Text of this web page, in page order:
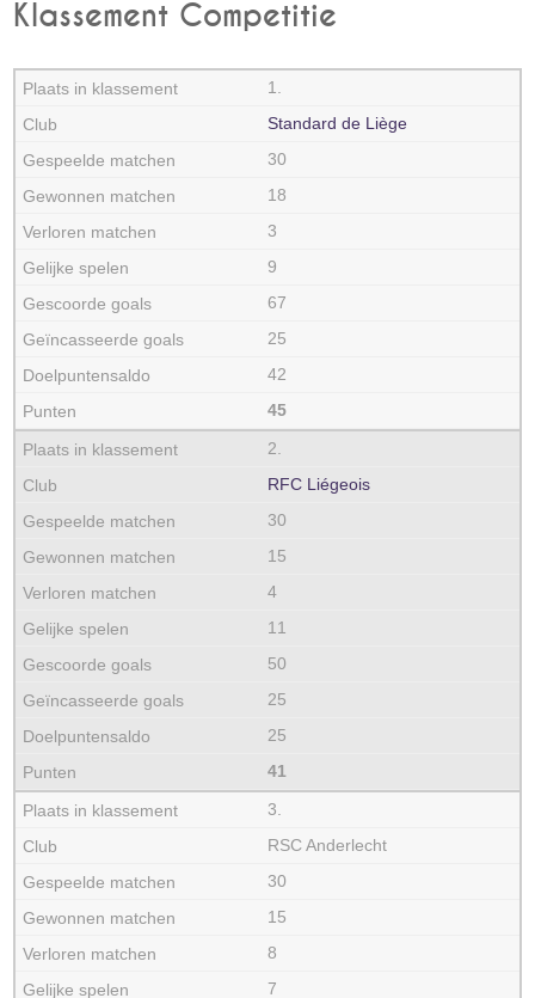
Klassement Competitie
1.
Standard de Liège
30
18
3
9
67
25
42
45
2.
RFC Liégeois
30
15
4
11
50
25
25
41
3.
RSC Anderlecht
30
15
8
7